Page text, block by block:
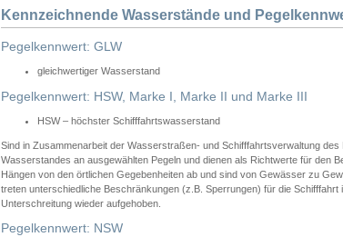
Kennzeichnende Wasserstände und
Pegelkennwert: GLW
gleichwertiger Wasserstand
Pegelkennwert: HSW, Marke I, Marke II und Marke III
HSW – höchster Schifffahrtswasserstand
Sind in Zusammenarbeit der Wasserstraßen- und Schifffahrtsverwaltung
Wasserstandes an ausgewählten Pegeln und dienen als Richtwerte für den
Hängen von den örtlichen Gegebenheiten ab und sind von Gewässer zu
treten unterschiedliche Beschränkungen (z.B. Sperrungen) für die
Unterschreitung wieder aufgehoben.
Pegelkennwert: NSW